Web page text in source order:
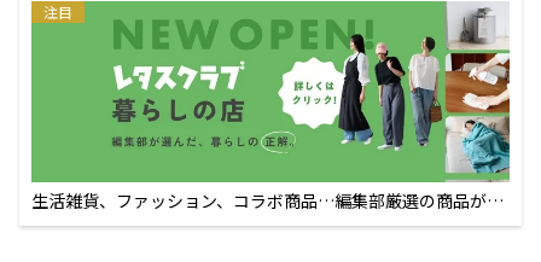
注目
生活雑貨、ファッション、コラボ商品…編集部厳選の商品が買
えるECサイト